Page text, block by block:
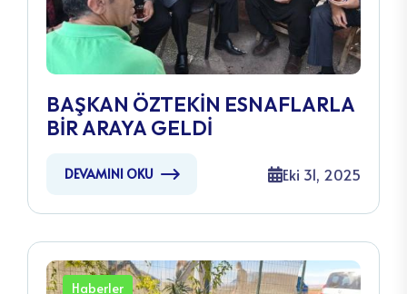
BAŞKAN ÖZTEKİN ESNAFLARLA
BİR ARAYA GELDİ
DEVAMINI OKU Eki 31, 2025
Haberler